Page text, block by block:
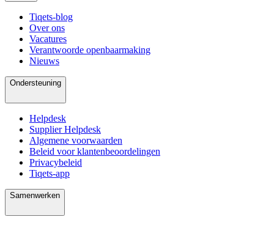
Tiqets-blog
Over ons
Vacatures
Verantwoorde openbaarmaking
Nieuws
Ondersteuning
Helpdesk
Supplier Helpdesk
Algemene voorwaarden
Beleid voor klantenbeoordelingen
Privacybeleid
Tiqets-app
Samenwerken